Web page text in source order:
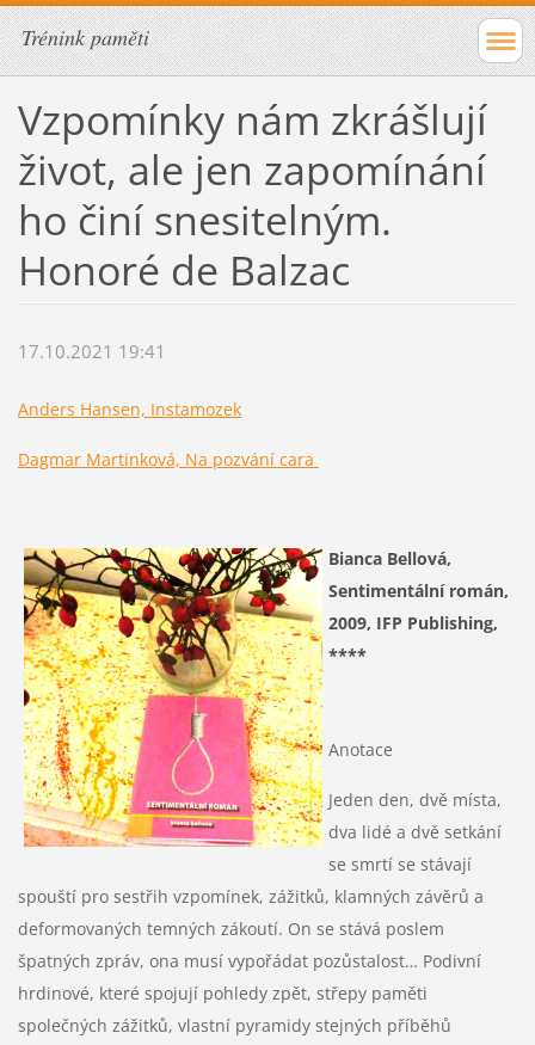
Trénink paměti
Vzpomínky nám zkrášlují
život, ale jen zapomínání
ho činí snesitelným.
Honoré de Balzac
17.10.2021 19:41
Anders Hansen, Instamozek
Dagmar Martinková, Na pozvání cara
Bianca Bellová,
Sentimentální román,
2009, IFP Publishing,
****
Anotace
Jeden den, dvě místa,
dva lidé a dvě setkání
se smrtí se stávají
spouští pro sestřih vzpomínek, zážitků, klamných závěrů a
deformovaných temných zákoutí. On se stává poslem
špatných zpráv, ona musí vypořádat pozůstalost… Podivní
hrdinové, které spojují pohledy zpět, střepy paměti
společných zážitků, vlastní pyramidy stejných příběhů